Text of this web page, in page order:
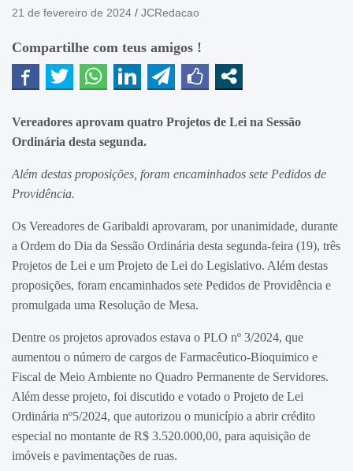
21 de fevereiro de 2024 JCRedacao
Compartilhe com teus amigos !
Vereadores aprovam quatro Projetos de Lei na Sessão
Ordinária desta segunda.
Além destas proposições, foram encaminhados sete Pedidos de
Providência.
Os Vereadores de Garibaldi aprovaram, por unanimidade, durante
a Ordem do Dia da Sessão Ordinária desta segunda-feira (19), três
Projetos de Lei e um Projeto de Lei do Legislativo. Além destas
proposições, foram encaminhados sete Pedidos de Providência e
promulgada uma Resolução de Mesa.
Dentre os projetos aprovados estava o PLO nº 3/2024, que
aumentou o número de cargos de Farmacêutico-Bioquimico e
Fiscal de Meio Ambiente no Quadro Permanente de Servidores.
Além desse projeto, foi discutido e votado o Projeto de Lei
Ordinária nº5/2024, que autorizou o município a abrir crédito
especial no montante de R$ 3.520.000,00, para aquisição de
imóveis e pavimentações de ruas.